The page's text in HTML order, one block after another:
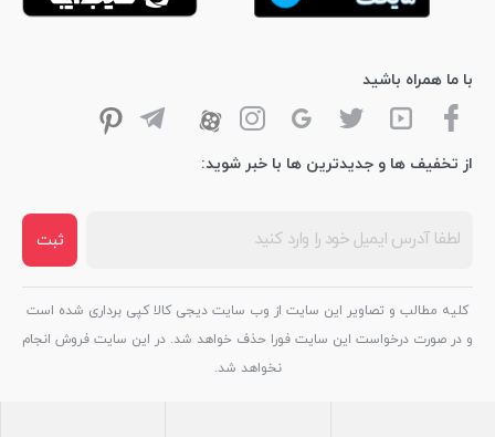
از تخفیف ها و جدیدترین ها با خبر شوید:
ثبت
با ما همراه باشید
کلیه مطالب و تصاویر این سایت از وب سایت دیجی کالا کپی برداری شده است
و در صورت درخواست این سایت فورا حذف خواهد شد. در این سایت فروش انجام
نخواهد شد.